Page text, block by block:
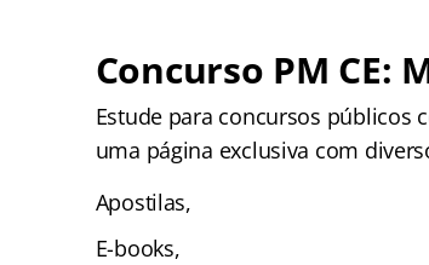
Concurso PM CE:
Estude para concursos públicos
uma página exclusiva com
Apostilas,
E-books,